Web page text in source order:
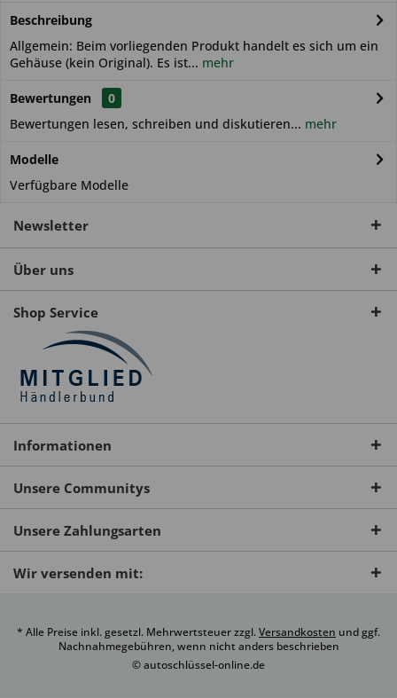
Beschreibung
Allgemein: Beim vorliegenden Produkt handelt es sich um ein
Gehäuse (kein Original). Es ist... mehr
Bewertungen
0
Bewertungen lesen, schreiben und diskutieren... mehr
Modelle
Verfügbare Modelle
Newsletter
Über uns
Shop Service
Informationen
Unsere Communitys
Unsere Zahlungsarten
Wir versenden mit:
* Alle Preise inkl. gesetzl. Mehrwertsteuer zzgl.Versandkosten und ggf.
Nachnahmegebühren, wenn nicht anders beschrieben
© autoschlüssel-online.de